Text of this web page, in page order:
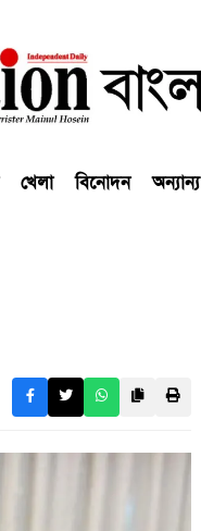
খেলা বিনোদন অন্যান্য